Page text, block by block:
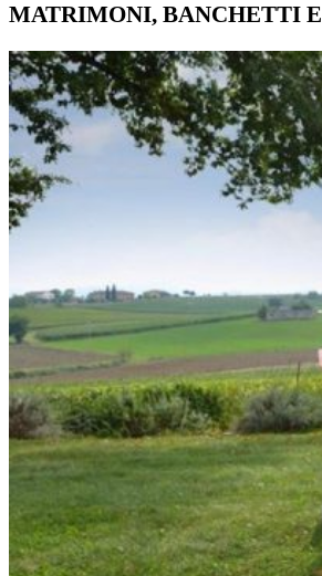
MATRIMONI, BANCHETTI